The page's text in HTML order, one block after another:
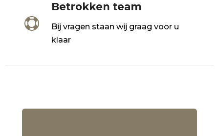

Betrokken team
Bij vragen staan wij graag voor u
klaar